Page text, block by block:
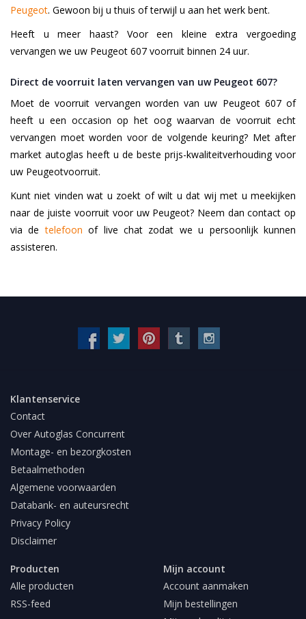
Peugeot. Gewoon bij u thuis of terwijl u aan het werk bent.
Heeft u meer haast? Voor een kleine extra vergoeding
vervangen we uw Peugeot 607 voorruit binnen 24 uur.
Direct de voorruit laten vervangen van uw Peugeot 607?
Moet de voorruit vervangen worden van uw Peugeot 607 of
heeft u een occasion op het oog waarvan de voorruit echt
vervangen moet worden voor de volgende keuring? Met after
market autoglas heeft u de beste prijs-kwaliteitverhouding voor
uw Peugeotvoorruit.
Kunt niet vinden wat u zoekt of wilt u dat wij met u meekijken
naar de juiste voorruit voor uw Peugeot? Neem dan contact op
via detelefoon of live chat zodat we u persoonlijk kunnen
assisteren.
Klantenservice
Contact
Over Autoglas Concurrent
Montage- en bezorgkosten
Betaalmethoden
Algemene voorwaarden
Databank- en auteursrecht
Privacy Policy
Disclaimer
Producten
Alle producten
RSS-feed
Mijn account
Account aanmaken
Mijn bestellingen